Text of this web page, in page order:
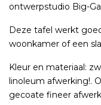
ontwerpstudio Big-
Deze tafel werkt
woonkamer of een
Kleur en materiaal:
linoleum afwerking!.
gecoate fineer